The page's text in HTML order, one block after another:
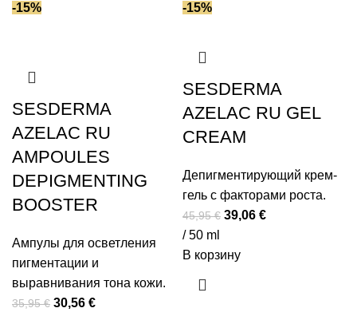
-15%
SESDERMA
AZELAC RU
AMPOULES
DEPIGMENTING
BOOSTER
Ампулы для осветления
пигментации и
выравнивания тона кожи.
35,95€ Первоначальная
30,56 €Текущая
-15%
SESDERMA
AZELAC RU GEL
CREAM
Депигментирующий крем-
гель с факторами роста.
45,95€ Первоначальная
составляла
39,06 €Текущая
/ 50 ml
В корзину